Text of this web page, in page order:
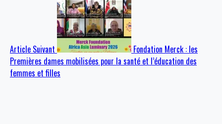
Article Suivant
Fondation Merck : les
Premières dames mobilisées pour la santé et l’éducation des
femmes et filles